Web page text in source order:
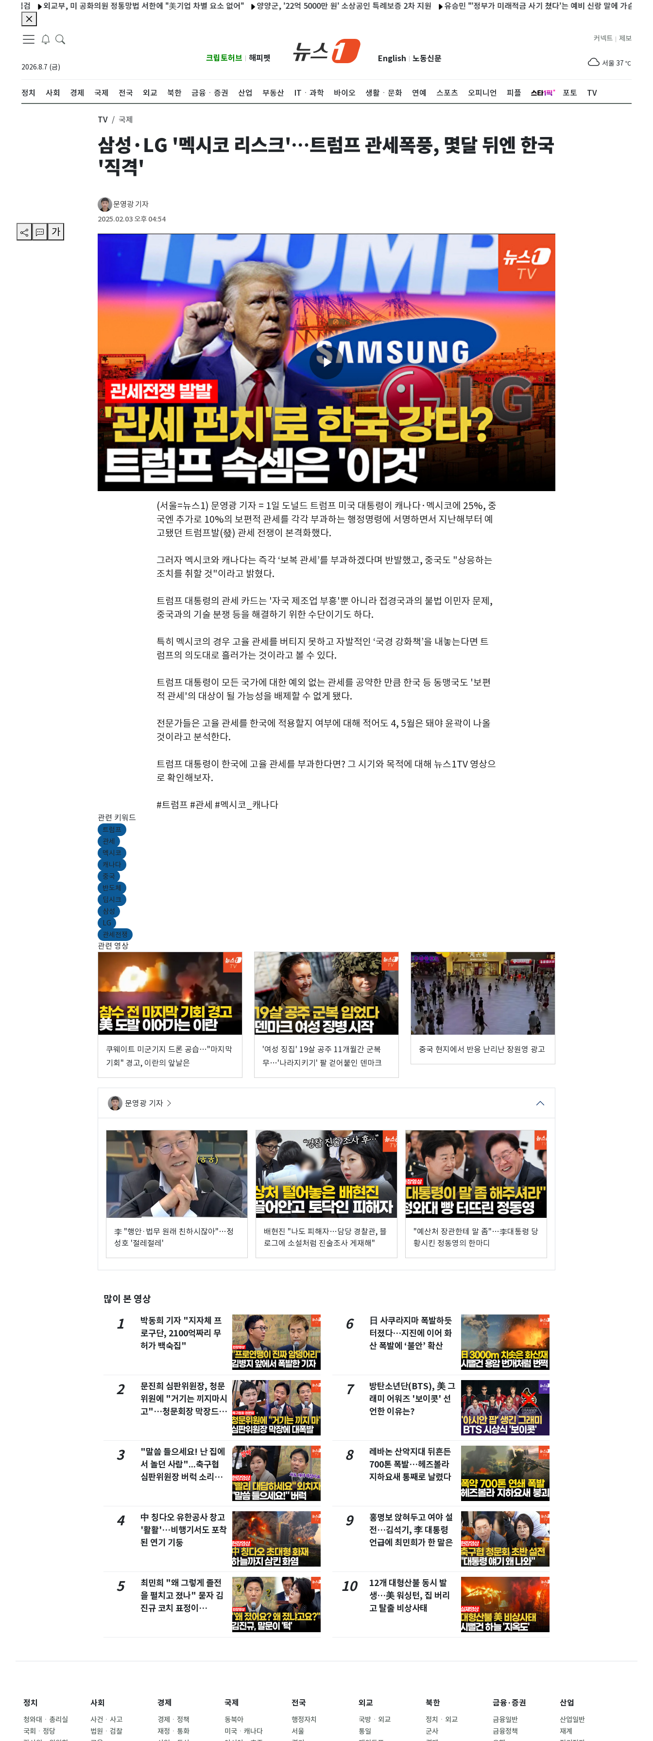
외교부, 미 공화의원 정통망법 서한에 "美기업 차별 요소 없어" 양양군, '22억 5000만 원' 소상공인 특례보증 2차 지원 유승민 "'정부가 미래적금 사기 쳤다'는 예비 신랑 말에 가슴이…경제참
2026.8.7 (금)
크립토허브 해피펫 English 노동신문
제보
커넥트
서울 37 ℃
정치 사회 경제 국제 전국 외교 북한 금융ㆍ증권 산업 부동산 ITㆍ과학 바이오 생활ㆍ문화 연예 스포츠 오피니언 피플 포토 TV
가
TV 국제
삼성·LG '멕시코 리스크'…트럼프 관세폭풍, 몇달 뒤엔 한국
'직격'
문영광 기자
2025.02.03 오후 04:54
Play
Video
(서울=뉴스1) 문영광 기자 = 1일 도널드 트럼프 미국 대통령이 캐나다·멕시코에 25%, 중
국엔 추가로 10%의 보편적 관세를 각각 부과하는 행정명령에 서명하면서 지난해부터 예
고됐던 트럼프발(發) 관세 전쟁이 본격화했다.
그러자 멕시코와 캐나다는 즉각 ‘보복 관세’를 부과하겠다며 반발했고, 중국도 "상응하는
조치를 취할 것"이라고 밝혔다.
트럼프 대통령의 관세 카드는 '자국 제조업 부흥'뿐 아니라 접경국과의 불법 이민자 문제,
중국과의 기술 분쟁 등을 해결하기 위한 수단이기도 하다.
특히 멕시코의 경우 고율 관세를 버티지 못하고 자발적인 ‘국경 강화책’을 내놓는다면 트
럼프의 의도대로 흘러가는 것이라고 볼 수 있다.
트럼프 대통령이 모든 국가에 대한 예외 없는 관세를 공약한 만큼 한국 등 동맹국도 '보편
적 관세'의 대상이 될 가능성을 배제할 수 없게 됐다.
전문가들은 고율 관세를 한국에 적용할지 여부에 대해 적어도 4, 5월은 돼야 윤곽이 나올
것이라고 분석한다.
트럼프 대통령이 한국에 고율 관세를 부과한다면? 그 시기와 목적에 대해 뉴스1TV 영상으
로 확인해보자.
#트럼프 #관세 #멕시코_캐나다
관련 키워드
트럼프
관세
멕시코
캐나다
중국
반도체
딥시크
삼성
LG
관세전쟁
관련 영상
쿠웨이트 미군기지 드론 공습…"마지막
기회" 경고, 이란의 앞날은
'여성 징집' 19살 공주 11개월간 군복
무…'나라지키기' 팔 걷어붙인 덴마크
중국 현지에서 반응 난리난 장원영 광고
문영광 기자
李 "행안·법무 원래 친하시잖아"…정
성호 '절레절레'
배현진 "나도 피해자…담당 경찰관, 블
로그에 소설처럼 진술조사 게재해"
"예산처 장관한테 말 좀"…李대통령 당
황시킨 정동영의 한마디
많이 본 영상
1
박동희 기자 "지자체 프
로구단, 2100억짜리 무
허가 백숙집"
2
문진희 심판위원장, 청문
위원에 "거기는 끼지마시
고"…청문회장 막장드라
3
"말씀 들으세요! 난 집에
서 놀던 사람"...축구협
심판위원장 버럭 소리친
4
中 칭다오 유한공사 창고
'활활'…비행기서도 포착
된 연기 기둥
5
최민희 "왜 그렇게 졸전
을 펼치고 졌나" 묻자 김
진규 코치 표정이…
6
日 사쿠라지마 폭발하듯
터졌다…지진에 이어 화
산 폭발에 ‘불안’ 확산
7
방탄소년단(BTS), 美 그
래미 어워즈 '보이콧' 선
언한 이유는?
8
레바논 산악지대 뒤흔든
700톤 폭발…헤즈볼라
지하요새 통째로 날렸다
9
홍명보 앉혀두고 여야 설
전…김석기, 李 대통령
언급에 최민희가 한 말은
10
12개 대형산불 동시 발
생…美 워싱턴, 집 버리
고 탈출 비상사태
정치
청와대ㆍ총리실
국회ㆍ정당
사회
사건ㆍ사고
법원ㆍ검찰
경제
경제ㆍ정책
재정ㆍ통화
국제
동북아
미국ㆍ캐나다
전국
행정자치
서울
외교
국방ㆍ외교
통일
북한
정치ㆍ외교
군사
금융·증권
금융일반
금융정책
산업
산업일반
재계